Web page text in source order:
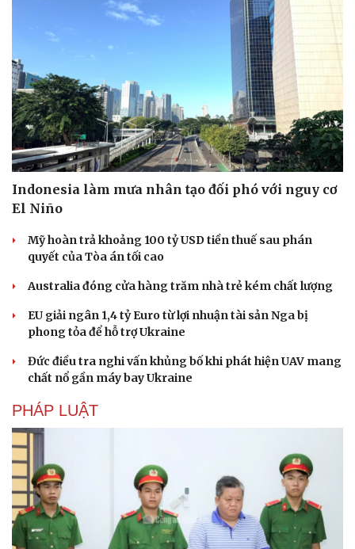
Sân khấu - Điện ảnh
Văn học
Di sản
Nghệ sĩ
Indonesia làm mưa nhân tạo đối phó với nguy cơ
El Niño
Mỹ hoàn trả khoảng 100 tỷ USD tiền thuế sau phán
quyết của Tòa án tối cao
Australia đóng cửa hàng trăm nhà trẻ kém chất lượng
EU giải ngân 1,4 tỷ Euro từ lợi nhuận tài sản Nga bị
phong tỏa để hỗ trợ Ukraine
Đức điều tra nghi vấn khủng bố khi phát hiện UAV mang
chất nổ gần máy bay Ukraine
PHÁP LUẬT